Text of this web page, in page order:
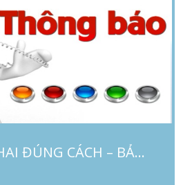
XỬ LÝ NHAU THAI ĐÚNG CÁCH – BẢO VỆ SỨC KHỎE CỘNG ĐỒNG